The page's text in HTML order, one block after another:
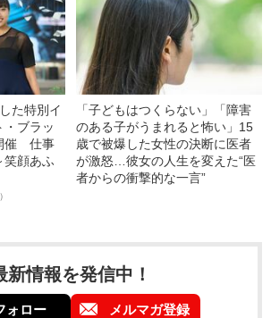
た特別イ
ブラッ
催 仕事
笑顔あふ
「子どもはつくらない」「障害
のある子がうまれると怖い」15
歳で被爆した女性の決断に医者
が激怒…彼女の人生を変えた“医
者からの衝撃的な一言”
新情報を発信中！
ォロー メルマガ登録